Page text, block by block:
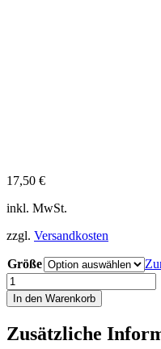
17,50 €
inkl. MwSt.
zzgl. Versandkosten
Größe
iQ
UV
50+
Nase
In den Warenkorb
Zusätzliche